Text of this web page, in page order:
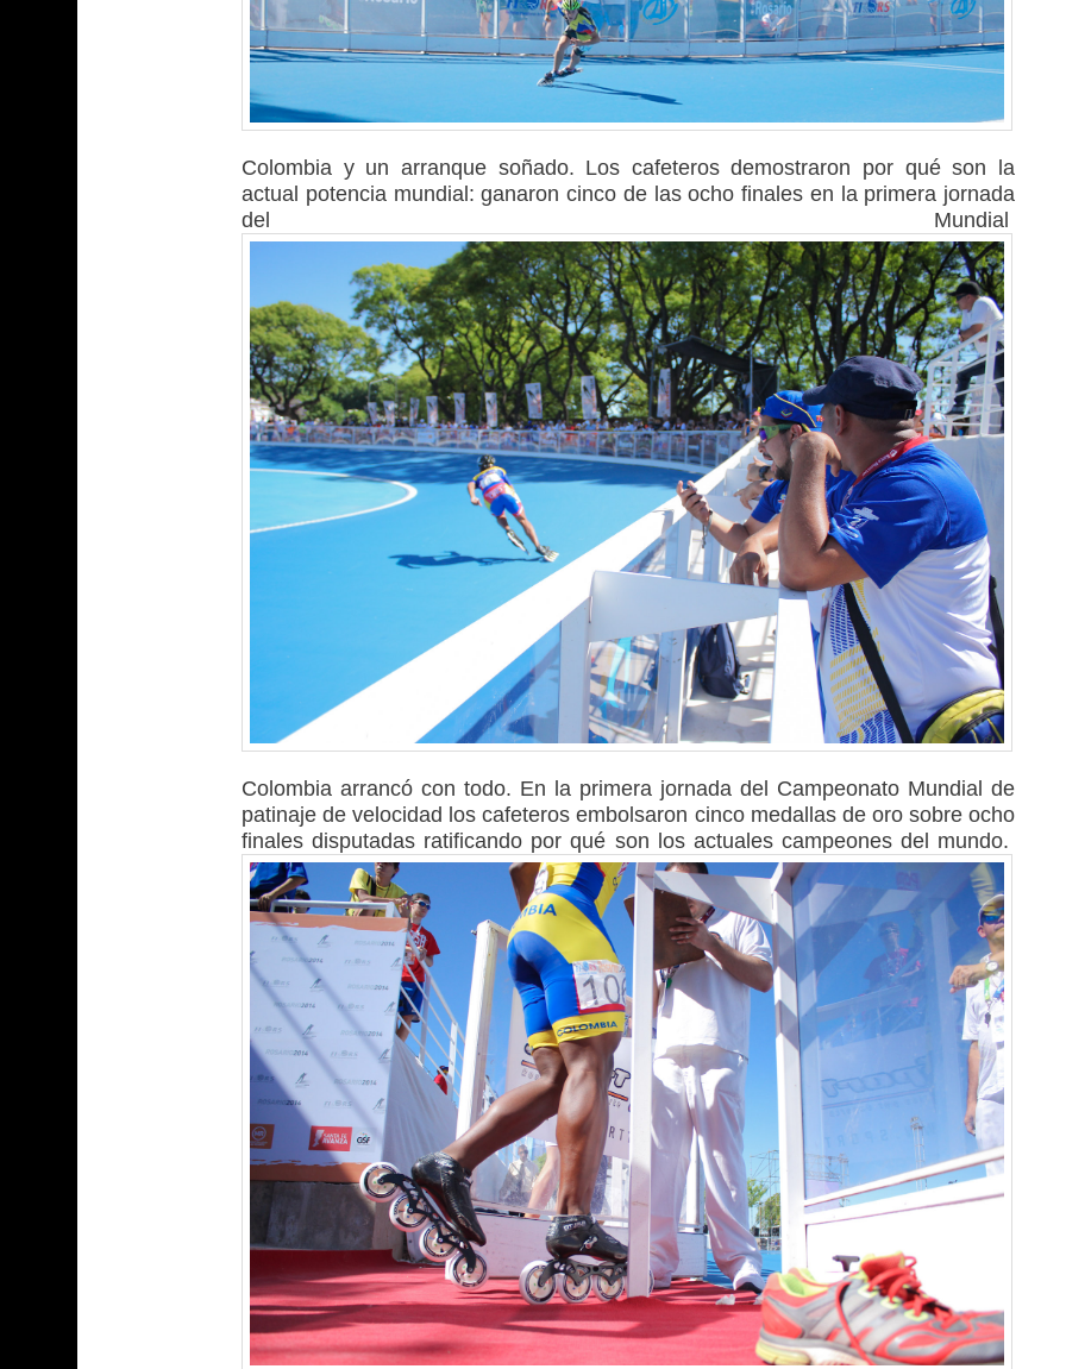
Colombia y un arranque soñado. Los cafeteros demostraron por qué son la
actual potencia mundial: ganaron cinco de las ocho finales en la primera jornada
del Mundial
Colombia arrancó con todo. En la primera jornada del Campeonato Mundial de
patinaje de velocidad los cafeteros embolsaron cinco medallas de oro sobre ocho
finales disputadas ratificando por qué son los actuales campeones del mundo.